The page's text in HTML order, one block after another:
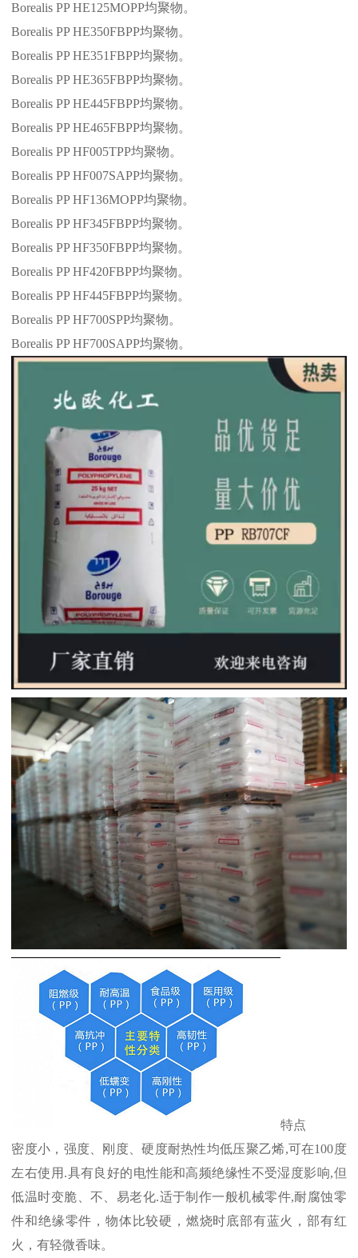
Borealis PP HE125MOPP均聚物。
Borealis PP HE350FBPP均聚物。
Borealis PP HE351FBPP均聚物。
Borealis PP HE365FBPP均聚物。
Borealis PP HE445FBPP均聚物。
Borealis PP HE465FBPP均聚物。
Borealis PP HF005TPP均聚物。
Borealis PP HF007SAPP均聚物。
Borealis PP HF136MOPP均聚物。
Borealis PP HF345FBPP均聚物。
Borealis PP HF350FBPP均聚物。
Borealis PP HF420FBPP均聚物。
Borealis PP HF445FBPP均聚物。
Borealis PP HF700SPP均聚物。
Borealis PP HF700SAPP均聚物。
特点
密度小，强度、刚度、硬度耐热性均低压聚乙烯,可在100度
左右使用 .具有良好的电性能和高频绝缘性不受湿度影响,但
低温时变脆、不、易老化.适于制作一般机械零件,耐腐蚀零
件和绝缘零件，物体比较硬，燃烧时底部有蓝火，部有红
火，有轻微香味。